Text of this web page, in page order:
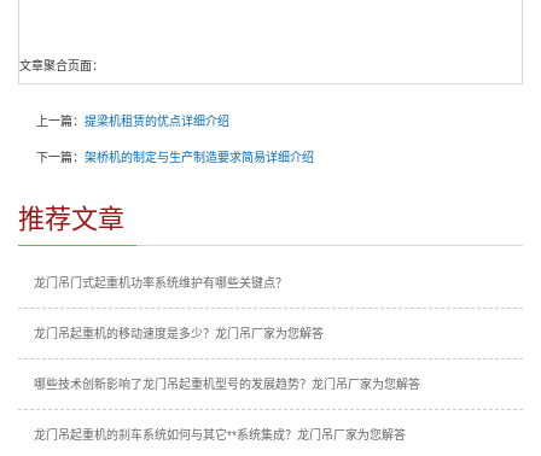
文章聚合页面：
上一篇： 提梁机租赁的优点详细介绍
下一篇： 架桥机的制定与生产制造要求简易详细介绍
推荐文章
龙门吊门式起重机功率系统维护有哪些关键点？
龙门吊起重机的移动速度是多少？龙门吊厂家为您解答
哪些技术创新影响了龙门吊起重机型号的发展趋势？龙门吊厂家为您解答
龙门吊起重机的刹车系统如何与其它**系统集成？龙门吊厂家为您解答